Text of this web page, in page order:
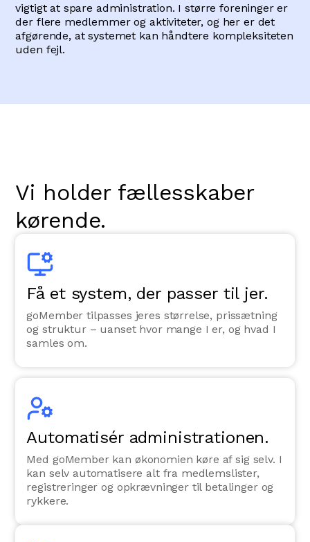
vigtigt at spare administration. I større foreninger er
der flere medlemmer og aktiviteter, og her er det
afgørende, at systemet kan håndtere kompleksiteten
uden fejl.
Vi holder fællesskaber
kørende.
Få et system, der passer til jer.
goMember tilpasses jeres størrelse, prissætning
og struktur – uanset hvor mange I er, og hvad I
samles om.
Automatisér administrationen.
Med goMember kan økonomien køre af sig selv. I
kan selv automatisere alt fra medlemslister,
registreringer og opkrævninger til betalinger og
rykkere.